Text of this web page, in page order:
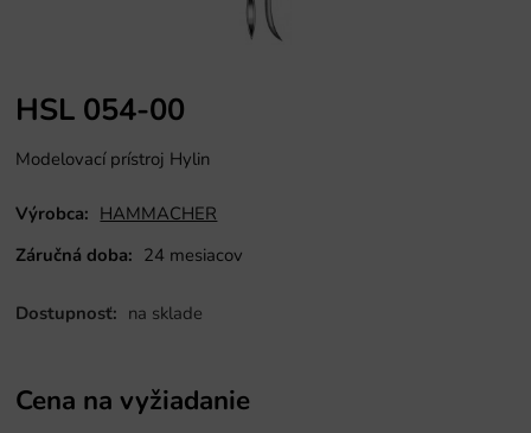
HSL 054-00
Modelovací prístroj Hylin
Výrobca: HAMMACHER
Záručná doba: 24 mesiacov
Dostupnosť: na sklade
Cena na vyžiadanie